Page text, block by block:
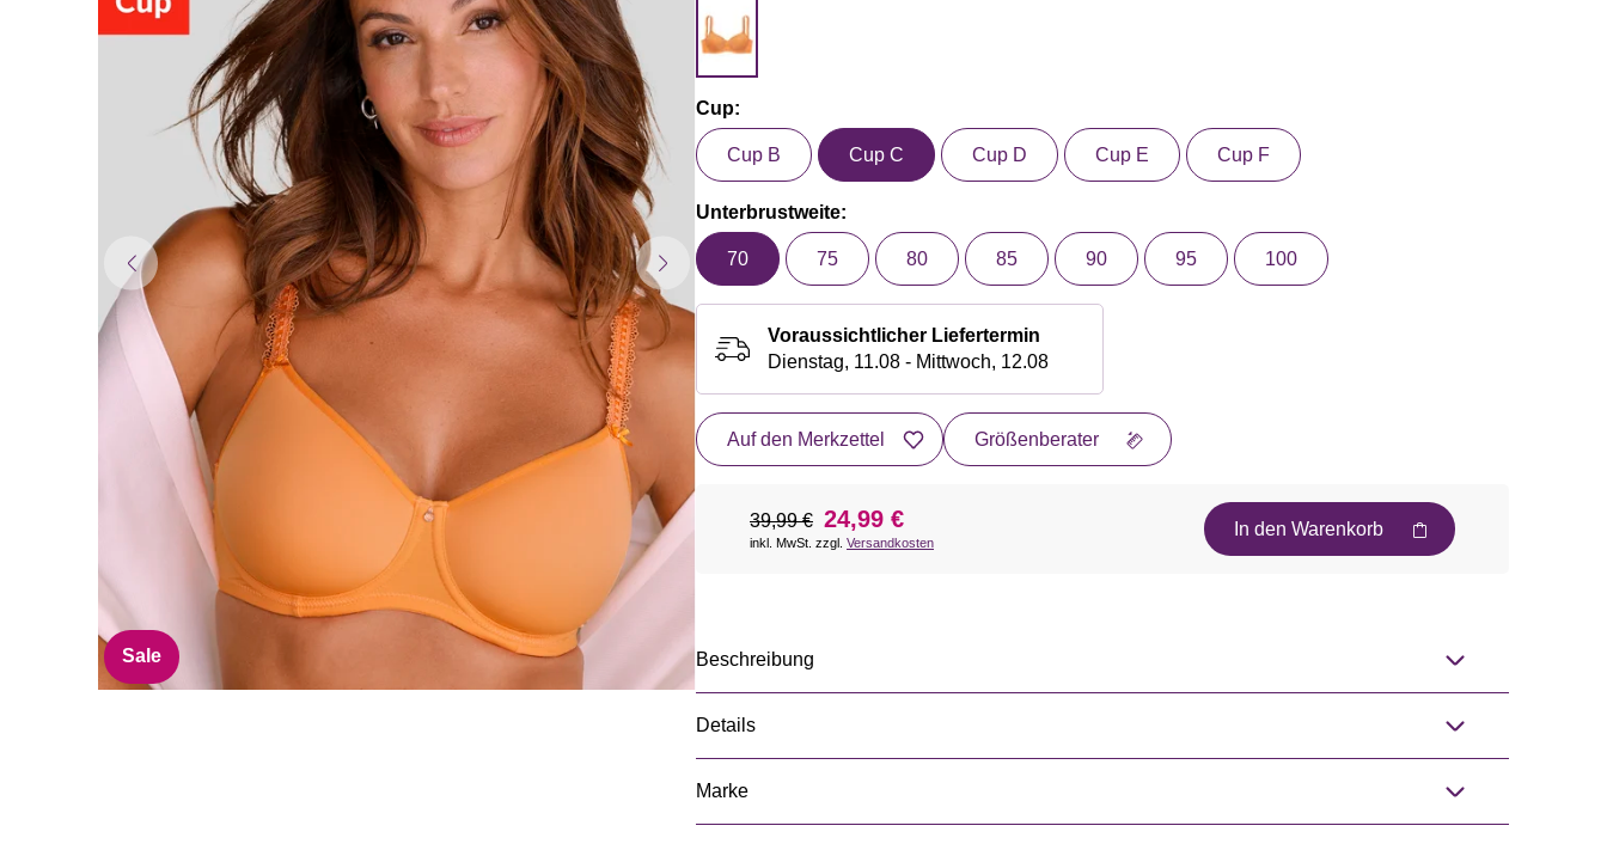
Sale
Cup:
Cup B Cup C Cup D Cup E Cup F
Unterbrustweite:
70 75 80 85 90 95 100
Voraussichtlicher Liefertermin
Dienstag, 11.08 - Mittwoch, 12.08
Auf den Merkzettel Größenberater
39,99 € 24,99 €
inkl. MwSt. zzgl. Versandkosten
In den Warenkorb
Beschreibung
Details
Marke